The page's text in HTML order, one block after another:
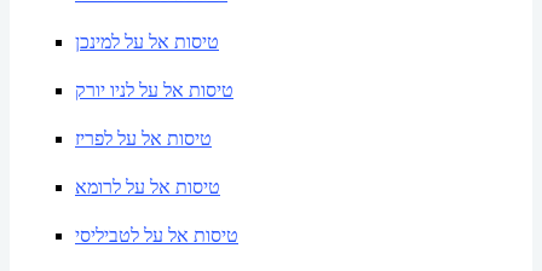
טיסות אל על למינכן
טיסות אל על לניו יורק
טיסות אל על לפריז
טיסות אל על לרומא
טיסות אל על לטביליסי